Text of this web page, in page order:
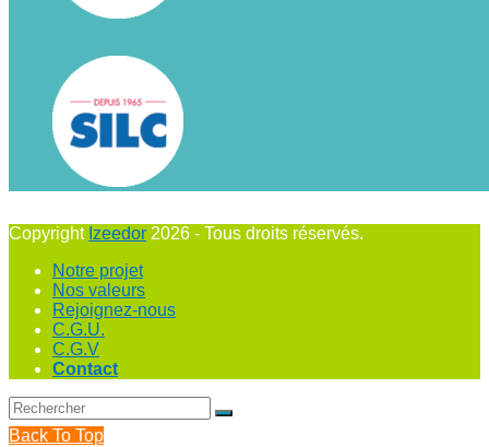
Copyright Izeedor 2026 - Tous droits réservés.
Notre projet
Nos valeurs
Rejoignez-nous
C.G.U.
C.G.V
Contact
Back To Top